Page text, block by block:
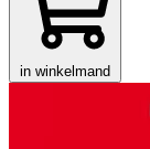
in winkelmand